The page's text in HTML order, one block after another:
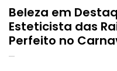
Beleza em
Esteticista das
Perfeito no